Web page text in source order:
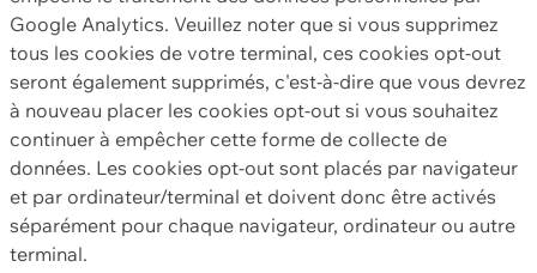
Google Analytics. Veuillez noter que si vous supprimez
tous les cookies de votre terminal, ces cookies opt-out
seront également supprimés, c'est-à-dire que vous devrez
à nouveau placer les cookies opt-out si vous souhaitez
continuer à empêcher cette forme de collecte de
données. Les cookies opt-out sont placés par navigateur
et par ordinateur/terminal et doivent donc être activés
séparément pour chaque navigateur, ordinateur ou autre
terminal.